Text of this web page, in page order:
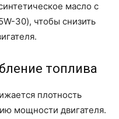
масло с
30), чтобы снизить
топлива
плотность
мощности двигателя.